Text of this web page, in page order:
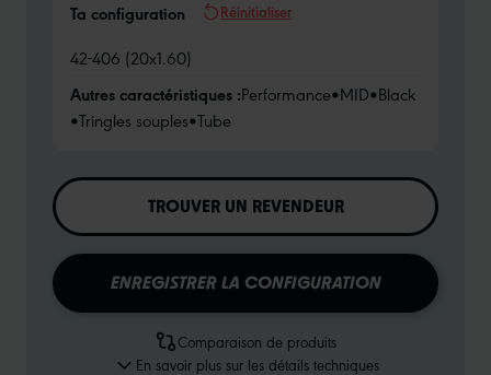
Ta configuration Réinitialiser
42-406 (20x1.60)
Autres caractéristiques :Performance•MID•Black
•Tringles souples•Tube
TROUVER UN REVENDEUR
ENREGISTRER LA CONFIGURATION
Comparaison de produits
En savoir plus sur les détails techniques